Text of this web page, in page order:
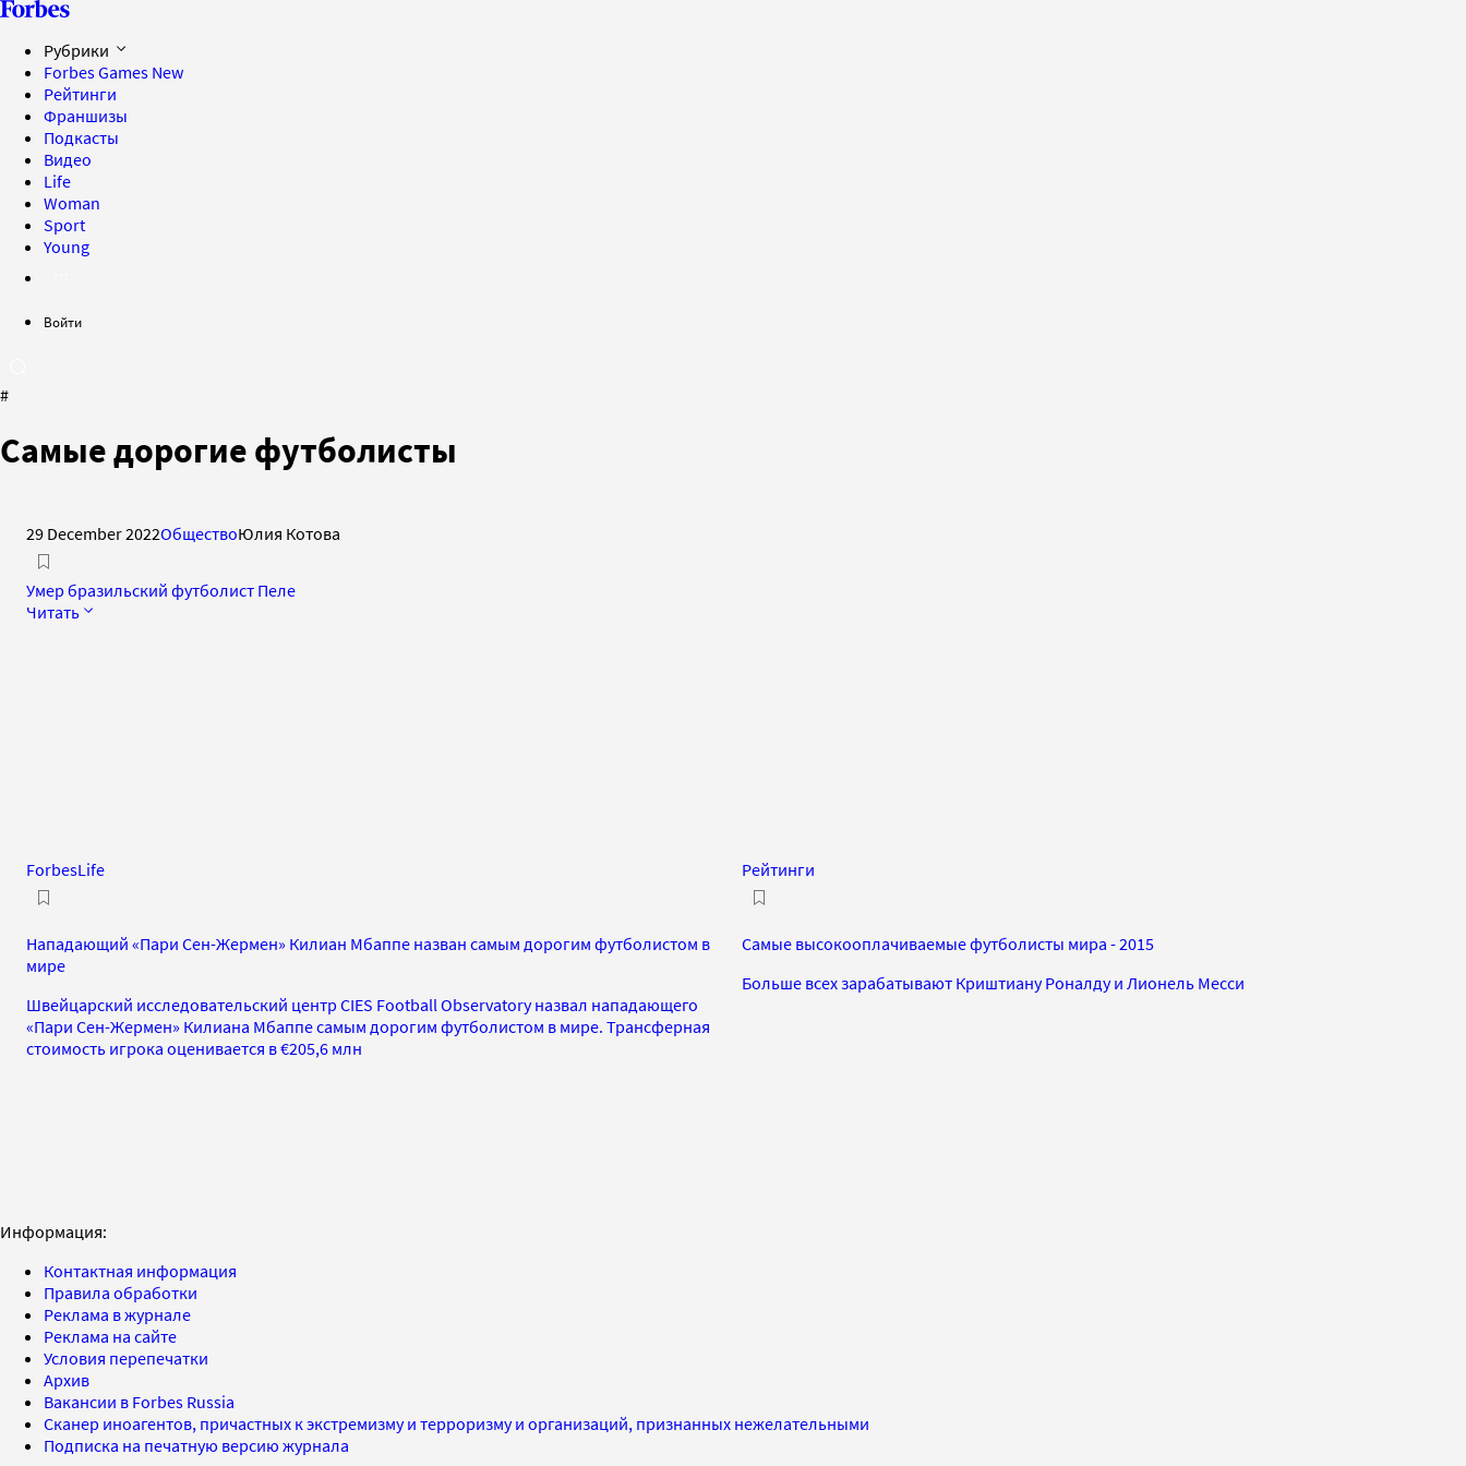
Рубрики
Forbes Games New
Рейтинги
Франшизы
Подкасты
Видео
Life
Woman
Sport
Young
Войти
#
Самые дорогие футболисты
29 December 2022ОбществоЮлия Котова
Умер бразильский футболист Пеле
Читать
ForbesLife
Нападающий «Пари Сен-Жермен» Килиан Мбаппе назван самым дорогим футболистом в
мире
Швейцарский исследовательский центр CIES Football Observatory назвал нападающего
«Пари Сен-Жермен» Килиана Мбаппе самым дорогим футболистом в мире. Трансферная
стоимость игрока оценивается в €205,6 млн
Рейтинги
Самые высокооплачиваемые футболисты мира - 2015
Больше всех зарабатывают Криштиану Роналду и Лионель Месси
Информация:
Контактная информация
Правила обработки
Реклама в журнале
Реклама на сайте
Условия перепечатки
Архив
Вакансии в Forbes Russia
Сканер иноагентов, причастных к экстремизму и терроризму и организаций, признанных нежелательными
Подписка на печатную версию журнала